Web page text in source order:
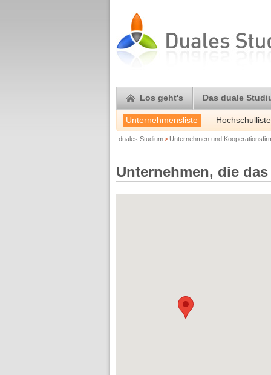
Los geht's Das duale
Unternehmensliste Hochschulliste
duales Studium> Unternehmen und
Unternehmen, die